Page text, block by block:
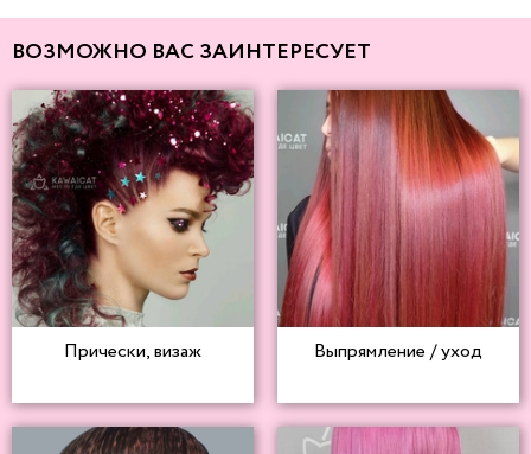
ВОЗМОЖНО ВАС ЗАИНТЕРЕСУЕТ
Прически, визаж Выпрямление / уход